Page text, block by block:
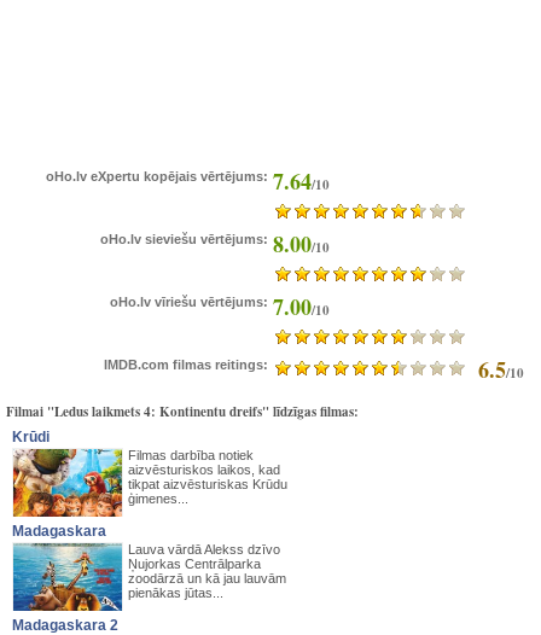
oHo.lv eXpertu kopējais vērtējums: 7.64/10
oHo.lv sieviešu vērtējums: 8.00/10
oHo.lv vīriešu vērtējums: 7.00/10
IMDB.com filmas reitings: 6.5/10
Filmai "Ledus laikmets 4: Kontinentu dreifs" līdzīgas filmas:
Krūdi
Filmas darbība notiek
aizvēsturiskos laikos, kad
tikpat aizvēsturiskas Krūdu
ģimenes...
Madagaskara
Lauva vārdā Alekss dzīvo
Ņujorkas Centrālparka
zoodārzā un kā jau lauvām
pienākas jūtas...
Madagaskara 2